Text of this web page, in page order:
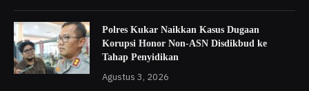
Polres Kukar Naikkan Kasus Dugaan
Korupsi Honor Non-ASN Disdikbud ke
Tahap Penyidikan
Agustus 3, 2026